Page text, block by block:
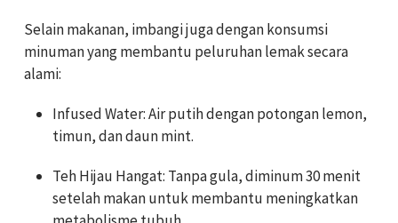
Selain makanan, imbangi juga dengan konsumsi
minuman yang membantu peluruhan lemak secara
alami:
Infused Water: Air putih dengan potongan lemon,
timun, dan daun mint.
Teh Hijau Hangat: Tanpa gula, diminum 30 menit
setelah makan untuk membantu meningkatkan